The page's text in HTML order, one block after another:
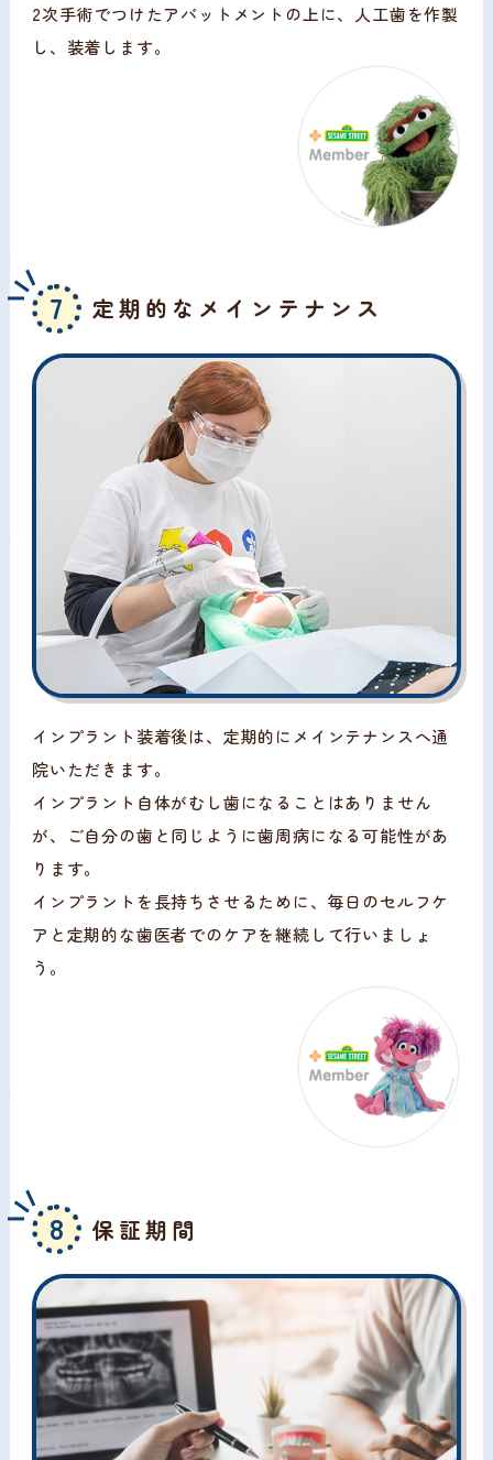
2次手術でつけたアバットメントの上に、人工歯を作製
し、装着します。
7 定期的なメインテナンス
インプラント装着後は、定期的にメインテナンスへ通
院いただきます。
インプラント自体がむし歯になることはありません
が、ご自分の歯と同じように歯周病になる可能性があ
ります。
インプラントを長持ちさせるために、毎日のセルフケ
アと定期的な歯医者でのケアを継続して行いましょ
う。
8 保証期間